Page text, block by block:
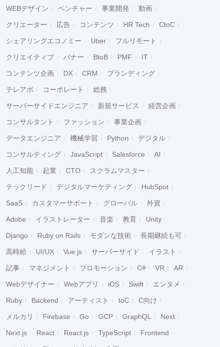
WEBデザイン ベンチャー 事業開発 動画
クリエーター 広告 コンテンツ HR Tech CtoC
シェアリングエコノミー Uber フルリモート
クリエイティブ バナー BtoB PMF IT
コンテンツ企画 DX CRM ブランディング
テレアポ コーポレート 総務
サーバーサイドエンジニア 新規サービス 経営企画
コンサルタント ファッション 事業企画
データエンジニア 機械学習 Python デジタル
コンサルティング JavaScript Salesforce AI
人工知能 起業 CTO スクラムマスター
テックリード デジタルマーケティング HubSpot
SaaS カスタマーサポート グローバル 外資
Adobe イラストレーター 音楽 教育 Unity
Django Ruby on Rails モダンな技術 長期継続も可
高時給 UI/UX Vue.js サーバーサイド イラスト
記事 マネジメント プロモーション C# VR AR
Webデザイナー Webアプリ iOS Swift エンタメ
Ruby Backend アーティスト toC C向け
メルカリ Firebase Go GCP GraphQL Next
Next.js React React.js TypeScript Frontend